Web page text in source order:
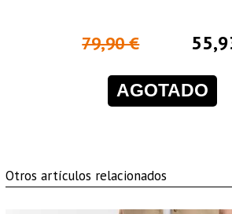
79,90 €
AGOTADO
Otros artículos relacionados